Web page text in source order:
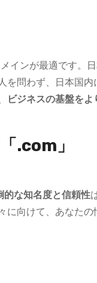
インが最適です。
を問わず、日本国
ビジネスの基盤を
.com」
的な知名度と信頼性
に向けて、あなた